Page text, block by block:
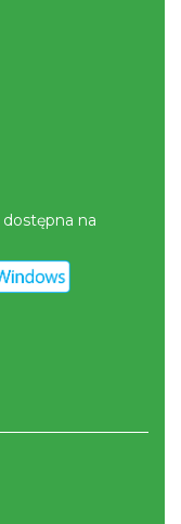
dostępna na